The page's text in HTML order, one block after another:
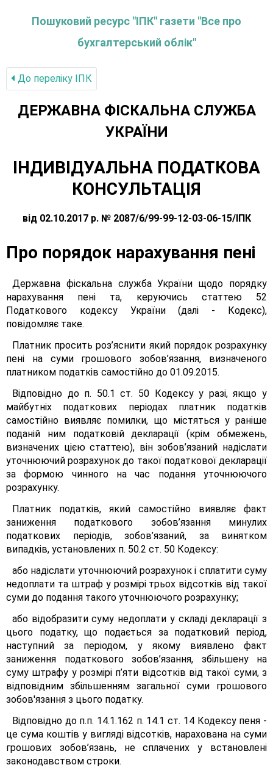
Пошуковий ресурс "ІПК" газети "Все про
бухгалтерський облік"
До переліку IПК
ДЕРЖАВНА ФІСКАЛЬНА СЛУЖБА
УКРАЇНИ
ІНДИВІДУАЛЬНА ПОДАТКОВА
КОНСУЛЬТАЦІЯ
від 02.10.2017 р. № 2087/6/99-99-12-03-06-15/ІПК
Про порядок нарахування пені
Державна фіскальна служба України щодо порядку
нарахування пені та, керуючись статтею 52
Податкового кодексу України (далі - Кодекс),
повідомляє таке.
Платник просить роз’яснити який порядок розрахунку
пені на суми грошового зобов’язання, визначеного
платником податків самостійно до 01.09.2015.
Відповідно до п. 50.1 ст. 50 Кодексу у разі, якщо у
майбутніх податкових періодах платник податків
самостійно виявляє помилки, що містяться у раніше
поданій ним податковій декларації (крім обмежень,
визначених цією статтею), він зобов’язаний надіслати
уточнюючий розрахунок до такої податкової декларації
за формою чинного на час подання уточнюючого
розрахунку.
Платник податків, який самостійно виявляє факт
заниження податкового зобов’язання минулих
податкових періодів, зобов’язаний, за винятком
випадків, установлених п. 50.2 ст. 50 Кодексу:
або надіслати уточнюючий розрахунок і сплатити суму
недоплати та штраф у розмірі трьох відсотків від такої
суми до подання такого уточнюючого розрахунку;
або відобразити суму недоплати у складі декларації з
цього податку, що подається за податковий період,
наступний за періодом, у якому виявлено факт
заниження податкового зобов’язання, збільшену на
суму штрафу у розмірі п’яти відсотків від такої суми, з
відповідним збільшенням загальної суми грошового
зобов'язання з цього податку.
Відповідно до п.п. 14.1.162 п. 14.1 ст. 14 Кодексу пеня -
це сума коштів у вигляді відсотків, нарахована на суми
грошових зобов’язань, не сплачених у встановлені
законодавством строки.